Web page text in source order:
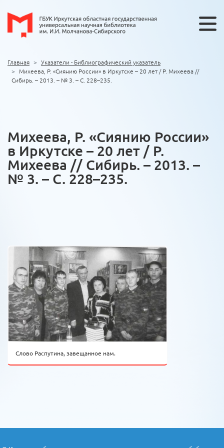
Главная
Указатели - Библиографический указатель
Михеева, Р. «Сиянию России» в Иркутске – 20 лет / Р. Михеева //
Сибирь. – 2013. – № 3. – С. 228–235.
Михеева, Р. «Сиянию России»
в Иркутске – 20 лет / Р.
Михеева // Сибирь. – 2013. –
№ 3. – С. 228–235.
Слово Распутина, завещанное нам.